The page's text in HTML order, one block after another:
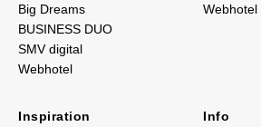
Big Dreams
BUSINESS DUO
SMV digital
Webhotel
Webhotel
Inspiration
Info